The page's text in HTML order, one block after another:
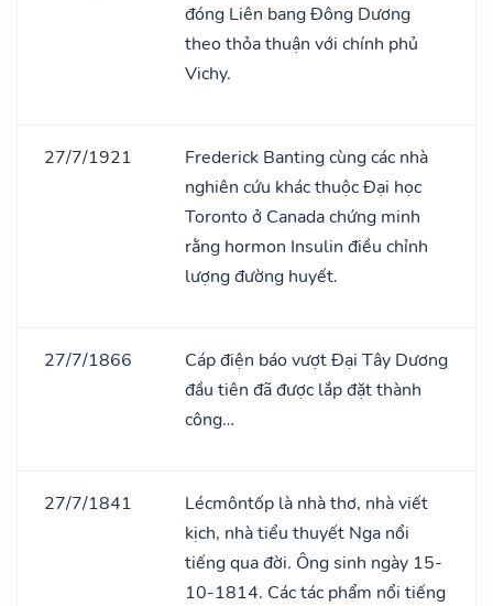
đóng Liên bang Đông Dương
theo thỏa thuận với chính phủ
Vichy.
27/7/1921
Frederick Banting cùng các nhà
nghiên cứu khác thuộc Đại học
Toronto ở Canada chứng minh
rằng hormon Insulin điều chỉnh
lượng đường huyết.
27/7/1866
Cáp điện báo vượt Đại Tây Dương
đầu tiên đã được lắp đặt thành
công…
27/7/1841
Lécmôntốp là nhà thơ, nhà viết
kịch, nhà tiểu thuyết Nga nổi
tiếng qua đời. Ông sinh ngày 15-
10-1814. Các tác phẩm nổi tiếng